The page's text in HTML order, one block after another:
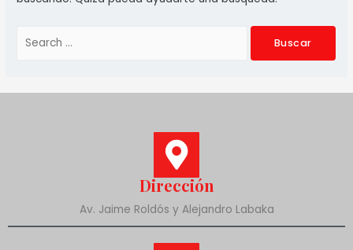
Dirección
Av. Jaime Roldós y Alejandro Labaka